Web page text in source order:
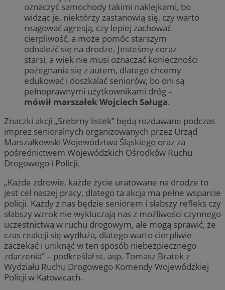
oznaczyć samochody takimi naklejkami, bo
widząc je, niektórzy zastanowią się, czy warto
reagować agresją, czy lepiej zachować
cierpliwość, a może pomóc starszym
odnaleźć się na drodze. Jesteśmy coraz
starsi, a wiek nie musi oznaczać konieczności
pożegnania się z autem, dlatego chcemy
edukować i doszkalać seniorów, bo oni są
pełnoprawnymi użytkownikami dróg –
mówił marszałek Wojciech Saługa.
Znaczki akcji „Srebrny listek” będą rozdawane podczas
imprez senioralnych organizowanych przez Urząd
Marszałkowski Województwa Śląskiego oraz za
pośrednictwem Wojewódzkich Ośrodków Ruchu
Drogowego i Policji.
„Każde zdrowie, każde życie uratowane na drodze to
jest cel naszej pracy, dlatego ta akcja ma pełne wsparcie
policji. Każdy z nas będzie seniorem i słabszy refleks czy
słabszy wzrok nie wykluczają nas z możliwości czynnego
uczestnictwa w ruchu drogowym, ale mogą sprawić, że
czas reakcji się wydłuża, dlatego warto cierpliwie
zaczekać i uniknąć w ten sposób niebezpiecznego
zdarzenia” – podkreślał st. asp. Tomasz Bratek z
Wydziału Ruchu Drogowego Komendy Wojewódzkiej
Policji w Katowicach.